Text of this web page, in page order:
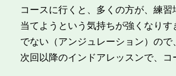
コースに行くと、多くの方が、練習
当てようという気持ちが強くなり
でない（アンジュレーション）の
次回以降のインドアレッスンで、